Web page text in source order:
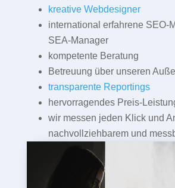
kreative Webdesigner
international erfahrene SEO-
SEA-Manager
kompetente Beratung
Betreuung über unseren
transparente Reportings
hervorragendes Preis-
wir messen jeden Klick und
nachvollziehbarem und